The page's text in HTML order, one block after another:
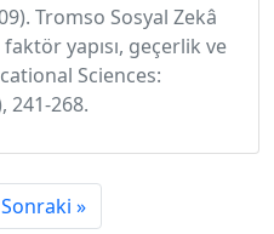
Tromso Sosyal Zekâ
yapısı, geçerlik ve
Sciences:
241-268.
Sonraki »